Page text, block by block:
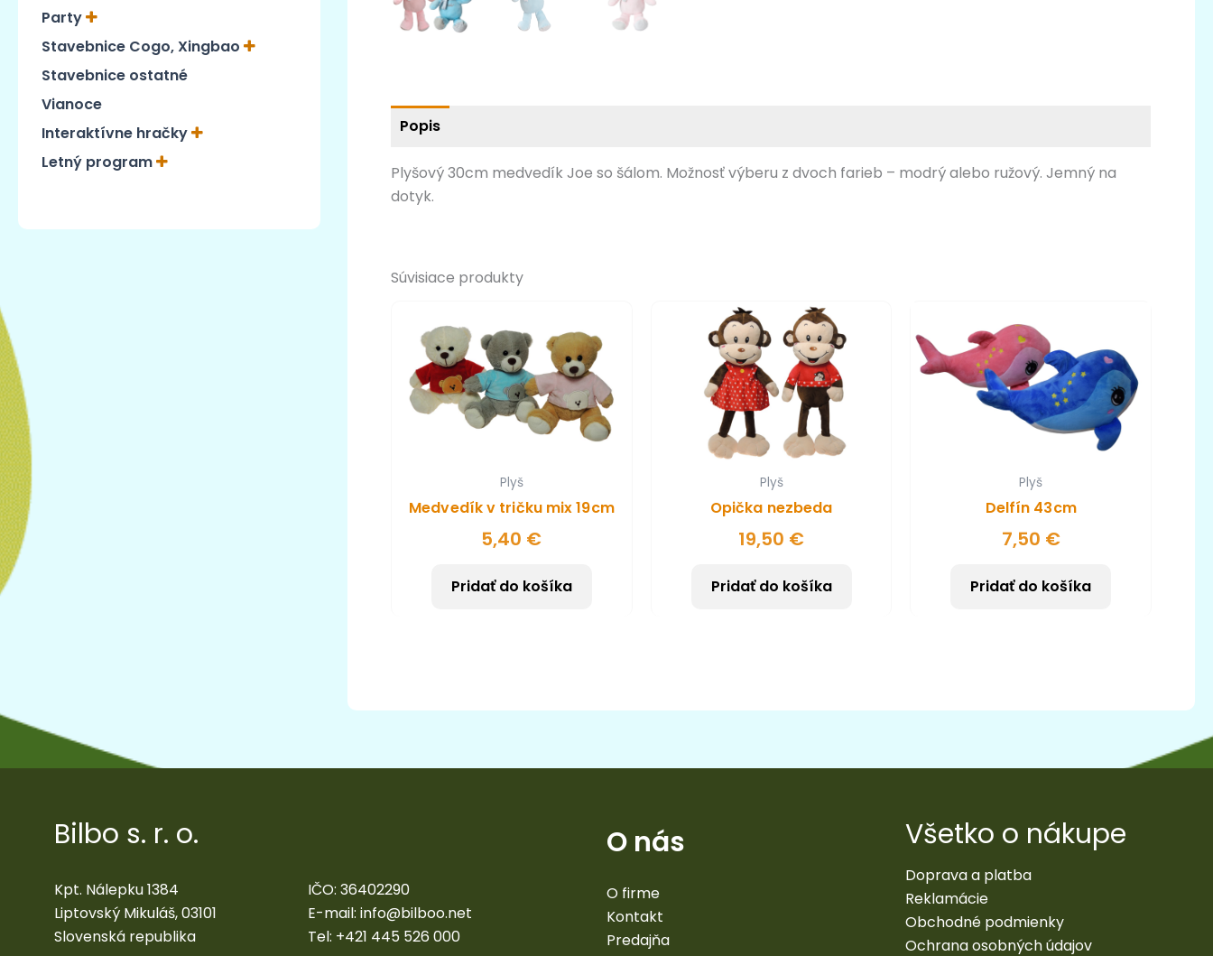
Party
Stavebnice Cogo, Xingbao
Stavebnice ostatné
Vianoce
Interaktívne hračky
Letný program
Popis
Plyšový 30cm medvedík Joe so šálom. Možnosť výberu z dvoch farieb – modrý alebo ružový. Jemný na
dotyk.
Súvisiace produkty
Plyš
Medvedík v tričku mix 19cm
5,40 €
Pridať do košíka
Plyš
Opička nezbeda
19,50 €
Pridať do košíka
Plyš
Delfín 43cm
7,50 €
Pridať do košíka
Bilbo s. r. o.
Kpt. Nálepku 1384
Liptovský Mikuláš, 03101
Slovenská republika
IČO: 36402290
E-mail: info@bilboo.net
Tel: +421 445 526 000
O nás
O firme
Kontakt
Predajňa
Všetko o nákupe
Doprava a platba
Reklamácie
Obchodné podmienky
Ochrana osobných údajov